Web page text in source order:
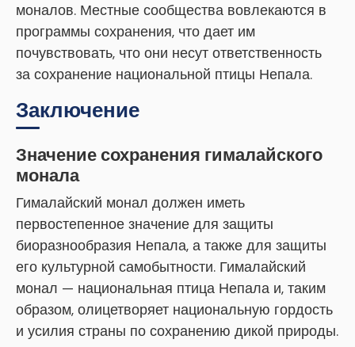
моналов. Местные сообщества вовлекаются в
программы сохранения, что дает им
почувствовать, что они несут ответственность
за сохранение национальной птицы Непала.
Заключение
Значение сохранения гималайского
монала
Гималайский монал должен иметь
первостепенное значение для защиты
биоразнообразия Непала, а также для защиты
его культурной самобытности. Гималайский
монал — национальная птица Непала и, таким
образом, олицетворяет национальную гордость
и усилия страны по сохранению дикой природы.